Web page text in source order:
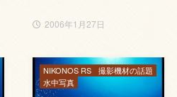
2006年1月27日
NIKONOS RS
撮影機材の話題
水中写真